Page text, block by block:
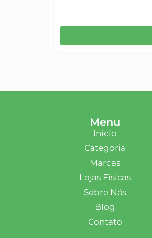
Menu
Início
Categoria
Marcas
Lojas Físicas
Sobre Nós
Blog
Contato